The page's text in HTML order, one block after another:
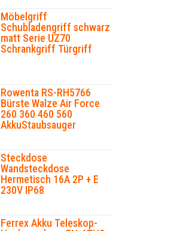
Möbelgriff
Schubladengriff schwarz
matt Serie UZ70
Schrankgriff Türgriff
Rowenta RS-RH5766
Bürste Walze Air Force
260 360 460 560
AkkuStaubsauger
Steckdose
Wandsteckdose
Hermetisch 16A 2P + E
230V IP68
Ferrex Akku Teleskop-